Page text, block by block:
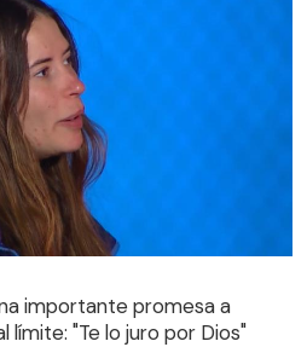
"Te lo juro por Dios"
importante promesa a
límite: "Te lo juro por Dios"